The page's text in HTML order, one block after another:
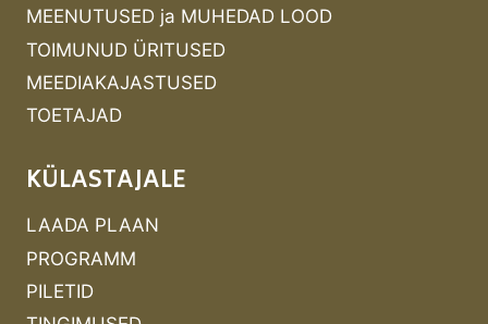
MEENUTUSED ja MUHEDAD LOOD
TOIMUNUD ÜRITUSED
MEEDIAKAJASTUSED
TOETAJAD
KÜLASTAJALE
LAADA PLAAN
PROGRAMM
PILETID